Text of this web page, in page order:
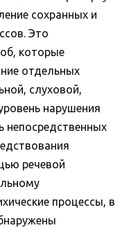
сохранных и
Это
которые
отдельных
слуховой,
нарушения
непосредственных
речевой
процессы, в